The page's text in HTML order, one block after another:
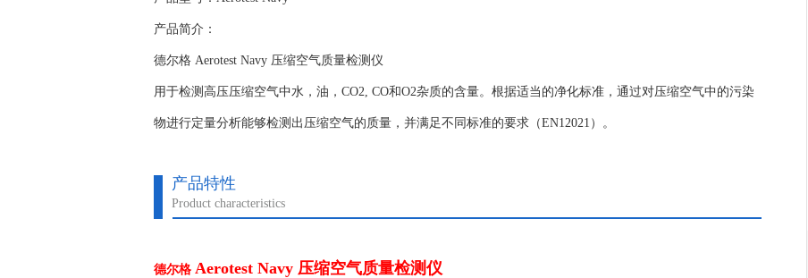
产品简介：
德尔格 Aerotest Navy 压缩空气质量检测仪
用于检测高压压缩空气中水，油，CO2, CO和O2杂质的含量。根据适当的净化标准，通过对压缩空气中的污染
物进行定量分析能够检测出压缩空气的质量，并满足不同标准的要求（EN12021）。
产品特性
Product characteristics
德尔格 Aerotest Navy 压缩空气质量检测仪